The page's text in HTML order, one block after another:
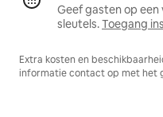
Geef gasten op
sleutels.Toegang
Extra kosten en
informatie contact op met het